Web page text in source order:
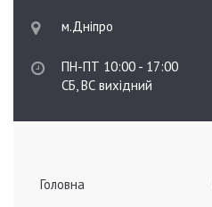
м.Дніпро
ПН-ПТ 10:00 - 17:00
СБ, ВС вихідний
Головна